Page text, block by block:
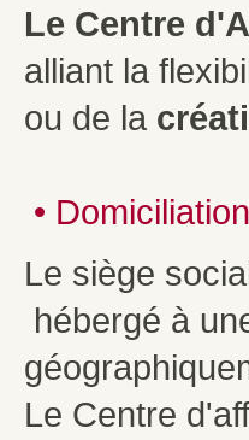
Le Centre
alliant la
ou de la
•
Le siège
hébergé à
Le Centre